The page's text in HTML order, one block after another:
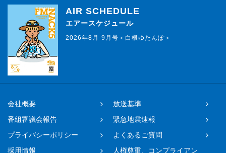
AIR SCHEDULE
エアースケジュール
2026年8月-9月号＜白根ゆたんぽ＞
会社概要
放送基準
番組審議会報告
緊急地震速報
プライバシーポリシー
よくあるご質問
採用情報
人権尊重、コンプライアン